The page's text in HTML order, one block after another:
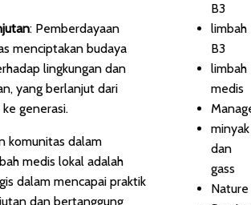
: Pemberdayaan
menciptakan budaya
lingkungan dan
yang berlanjut dari
generasi.
komunitas dalam
medis lokal adalah
dalam mencapai praktik
dan bertanggung
B3
limbah
B3
limbah
medis
minyak
dan
gass
Nature